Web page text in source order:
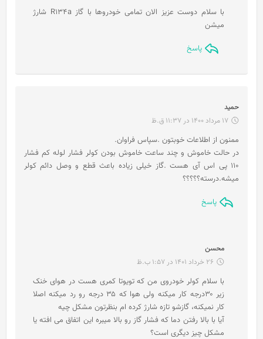
با سلام دوست عزیز الان تمامی خودروها با گاز R134a شارژ
میشن
پاسخ
حمید
ف
:
17 مرداد 1400 در 11:37 ق.ظ
ممنون از اطلاعات خوبتون .سپاس فراوان.
در حالت خاموش و چند ساعت خاموش بودن کولر فشار لوله کم فشار
۱۱۰ پی اس آی هست .گاز خیلی زیاده باعث قطع و وصل دائم کولر
میشه.درسته؟؟؟؟؟
پاسخ
محسن
ف
ت
:
26 خرداد 1401 در 1:57 ب.ظ
با سلام کولر خودروی من که تویوتا کمری هست در هوای خنک
زیر ۳۰درجه کار میکنه ولی هوا که ۳۵ درجه رو رد میکنه اصلا
کار نمیکنه، گازشو تازه شارژ کرده ام بنظرتون مشکل چیه
آیا با بالا رفتن دما که فشار گاز رو بالا میبره این اتفاق می افته یا
مشکل چیز دیگری است؟